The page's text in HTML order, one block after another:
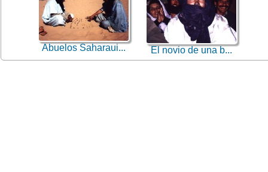
Abuelos Saharaui... El novio de una b...